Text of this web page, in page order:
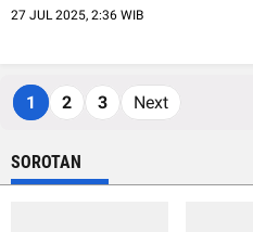
27 JUL 2025, 2:36 WIB
1 2 3 Next
SOROTAN